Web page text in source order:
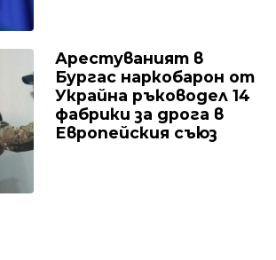
Арестуваният в
Бургас наркобарон от
Украйна ръководел 14
фабрики за дрога в
Европейския съюз